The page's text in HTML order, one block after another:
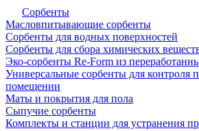
Сорбенты
Масловпитывающие сорбенты
Сорбенты для водных поверхностей
Сорбенты для сбора химических
Эко-сорбенты Re-Form из
Универсальные сорбенты для контроля
помещении
Маты и покрытия для пола
Сыпучие сорбенты
Комплекты и станции для устранения